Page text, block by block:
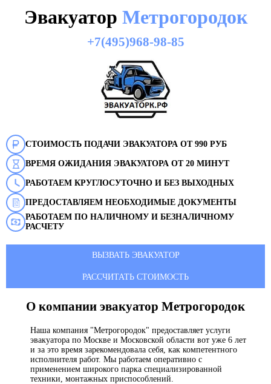
Эвакуатор Метрогородок
+7(495)968-98-85
СТОИМОСТЬ ПОДАЧИ ЭВАКУАТОРА ОТ 990 РУБ
ВРЕМЯ ОЖИДАНИЯ ЭВАКУАТОРА ОТ 20 МИНУТ
РАБОТАЕМ КРУГЛОСУТОЧНО И БЕЗ ВЫХОДНЫХ
ПРЕДОСТАВЛЯЕМ НЕОБХОДИМЫЕ ДОКУМЕНТЫ
РАБОТАЕМ ПО НАЛИЧНОМУ И БЕЗНАЛИЧНОМУ
РАСЧЕТУ
ВЫЗВАТЬ ЭВАКУАТОР
РАССЧИТАТЬ СТОИМОСТЬ
О компании эвакуатор Метрогородок
Наша компания "Метрогородок" предоставляет услуги
эвакуатора по Москве и Московской области вот уже 6 лет
и за это время зарекомендовала себя, как компетентного
исполнителя работ. Мы работаем оперативно с
применением широкого парка специализированной
техники, монтажных приспособлений.